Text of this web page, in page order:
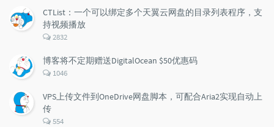
CTList：一个可以绑定多个天翼云网盘的目录列表程序，支
持视频播放
评
数：
2832
博客将不定期赠送DigitalOcean $50优惠码
评
数：
1046
VPS上传文件到OneDrive网盘脚本，可配合Aria2实现自动上
传
评
554